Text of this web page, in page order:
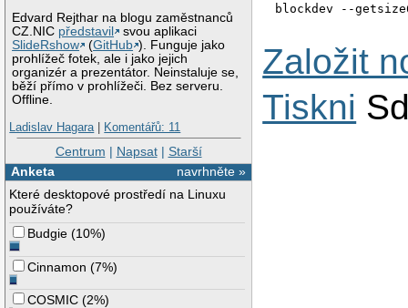
Edvard Rejthar na blogu zaměstnanců
CZ.NIC představil
svou aplikaci
SlideRshow
(GitHub ). Funguje jako
prohlížeč fotek, ale i jako jejich
organizér a prezentátor. Neinstaluje se,
běží přímo v prohlížeči. Bez serveru.
Offline.
Ladislav Hagara| Komentářů: 11
Centrum | Napsat| Starší
navrhněte »
Anketa
Které desktopové prostředí na Linuxu
používáte?
Budgie (10%)
Cinnamon (7%)
COSMIC (2%)
blockdev --
Založit
Tiskni